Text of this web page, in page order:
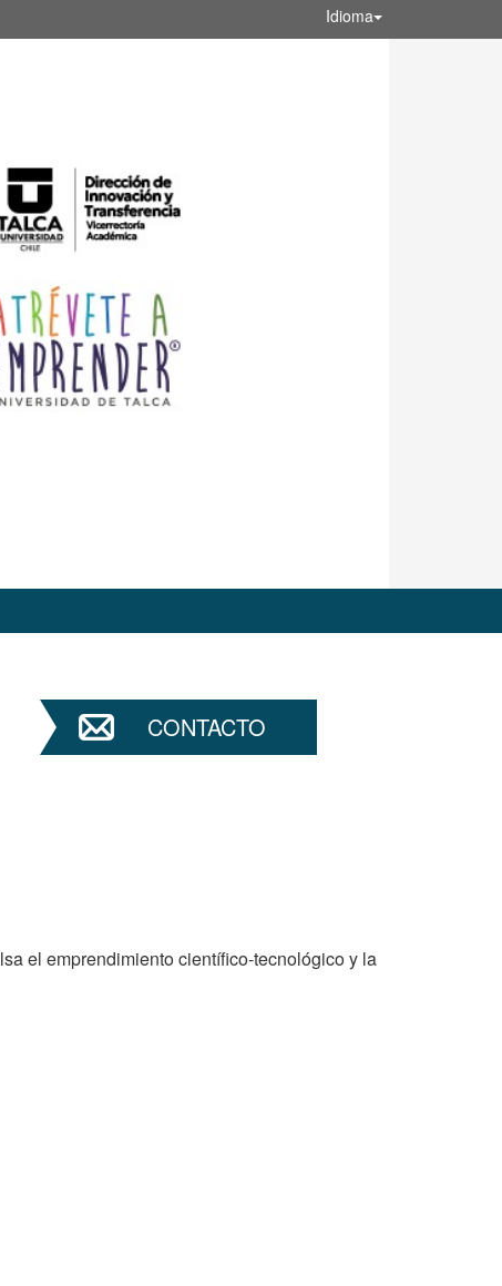
Idioma
CONTACTO
el emprendimiento científico-tecnológico y la